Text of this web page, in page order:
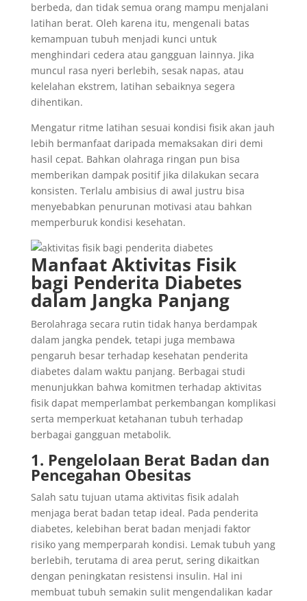
berbeda, dan tidak semua orang mampu menjalani
latihan berat. Oleh karena itu, mengenali batas
kemampuan tubuh menjadi kunci untuk
menghindari cedera atau gangguan lainnya. Jika
muncul rasa nyeri berlebih, sesak napas, atau
kelelahan ekstrem, latihan sebaiknya segera
dihentikan.
Mengatur ritme latihan sesuai kondisi fisik akan jauh
lebih bermanfaat daripada memaksakan diri demi
hasil cepat. Bahkan olahraga ringan pun bisa
memberikan dampak positif jika dilakukan secara
konsisten. Terlalu ambisius di awal justru bisa
menyebabkan penurunan motivasi atau bahkan
memperburuk kondisi kesehatan.
Manfaat Aktivitas Fisik
bagi Penderita Diabetes
dalam Jangka Panjang
Berolahraga secara rutin tidak hanya berdampak
dalam jangka pendek, tetapi juga membawa
pengaruh besar terhadap kesehatan penderita
diabetes dalam waktu panjang. Berbagai studi
menunjukkan bahwa komitmen terhadap aktivitas
fisik dapat memperlambat perkembangan komplikasi
serta memperkuat ketahanan tubuh terhadap
berbagai gangguan metabolik.
1. Pengelolaan Berat Badan dan
Pencegahan Obesitas
Salah satu tujuan utama aktivitas fisik adalah
menjaga berat badan tetap ideal. Pada penderita
diabetes, kelebihan berat badan menjadi faktor
risiko yang memperparah kondisi. Lemak tubuh yang
berlebih, terutama di area perut, sering dikaitkan
dengan peningkatan resistensi insulin. Hal ini
membuat tubuh semakin sulit mengendalikan kadar